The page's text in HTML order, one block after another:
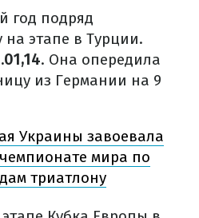
год подряд
этапе в Турции.
. Она опередила
из Германии на 9
Украины завоевала
мира по
триатлону